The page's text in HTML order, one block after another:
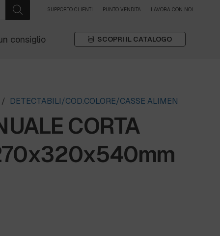
SUPPORTO CLIENTI PUNTO VENDITA LAVORA CON NOI
consiglio SCOPRI IL CATALOGO
/ DETECTABILI/COD.COLORE/CASSE ALIMEN
CORTA